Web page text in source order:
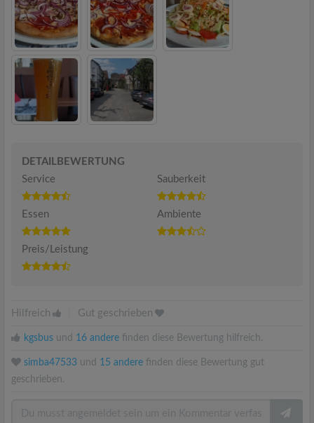
DETAILBEWERTUNG
Service
Sauberkeit
Essen Ambiente
Preis/Leistung
Hilfreich Gut geschrieben
kgsbus und 16 andere finden diese Bewertung hilfreich.
simba47533 und 15 andere finden diese Bewertung gut
geschrieben.